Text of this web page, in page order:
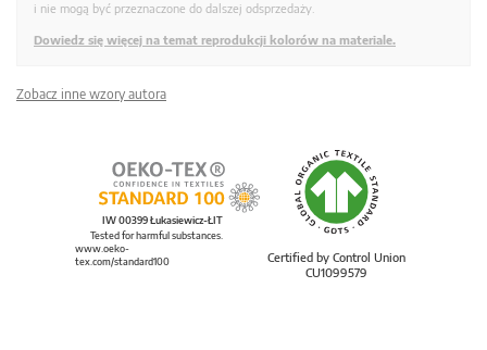
i nie mogą być przeznaczone do dalszej odsprzedaży.
Dowiedz się więcej na temat reprodukcji kolorów na materiale.
Zobacz inne wzory autora
Certified by Control Union
CU1099579
IW 00399 Łukasiewicz-ŁIT
Tested for harmful substances.
www.oeko-
tex.com/standard100